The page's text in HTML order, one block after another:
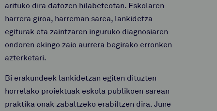
arituko dira datozen hilabeteotan. Eskolaren
harrera giroa, harreman sarea, lankidetza
egiturak eta zaintzaren inguruko diagnosiaren
ondoren ekingo zaio aurrera begirako erronken
azterketari.
Bi erakundeek lankidetzan egiten dituzten
horrelako proiektuak eskola publikoen sarean
praktika onak zabaltzeko erabiltzen dira. June